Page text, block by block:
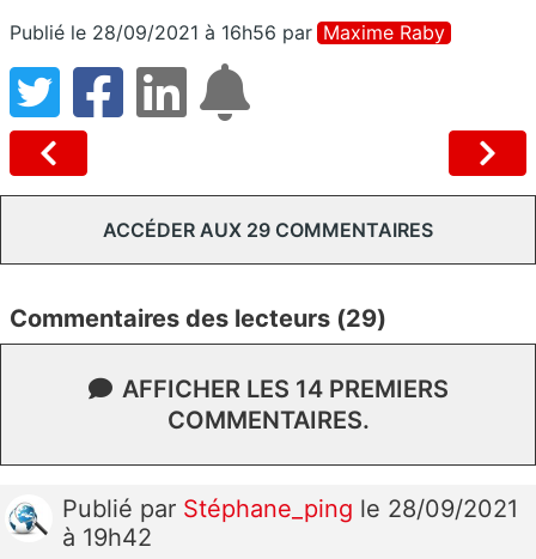
Publié le 28/09/2021 à 16h56 par Maxime Raby
ACCÉDER AUX 29 COMMENTAIRES
Commentaires des lecteurs (29)
AFFICHER LES 14 PREMIERS
COMMENTAIRES.
Publié par Stéphane_ping le 28/09/2021
à 19h42